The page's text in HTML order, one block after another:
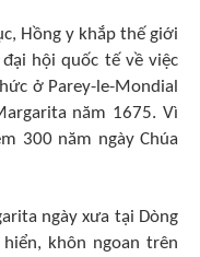
Hồng y khắp thế giới
hội quốc tế về việc
ở Parey-le-Mondial
năm 1675. Vì
300 năm ngày Chúa
ngày xưa tại Dòng
khôn ngoan trên